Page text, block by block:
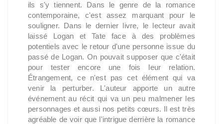
ils s'y tiennent. Dans le genre de la romance
contemporaine, c'est assez marquant pour le
souligner. Dans le dernier livre, le lecteur avait
laissé Logan et Tate face à des problèmes
potentiels avec le retour d'une personne issue du
passé de Logan. On pouvait supposer que c'était
pour tester encore une fois leur relation.
Étrangement, ce n'est pas cet élément qui va
venir la perturber. L'auteur apporte un autre
événement au récit qui va un peu malmener les
personnages et aussi nos petits cœurs. Il est très
agréable de voir que l'intrigue derrière la romance